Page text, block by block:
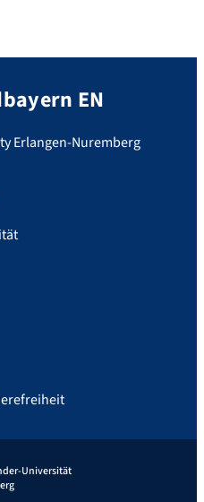
EN
Erlangen-Nuremberg
Universität